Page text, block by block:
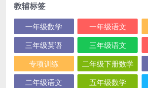
教辅标签
一年级数学 一年级语文
三年级英语
三年级语文
专项训练
二年级下册数学
二年级语文
五年级数学